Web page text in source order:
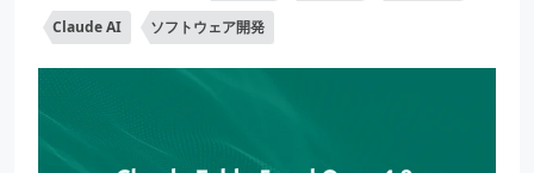
Claude AI ソフトウェア開発